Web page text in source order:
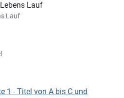
Lauf
1 - Titel von A bis C und